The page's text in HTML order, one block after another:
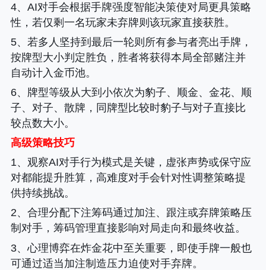
4、AI对手会根据手牌强度智能决策使对局更具策略
性，若仅剩一名玩家未弃牌则该玩家直接获胜。
5、若多人坚持到最后一轮则所有参与者亮出手牌，
按牌型大小判定胜负，胜者将获得本局全部赌注并
自动计入金币池。
6、牌型等级从大到小依次为豹子、顺金、金花、顺
子、对子、散牌，同牌型比较时豹子与对子直接比
较点数大小。
高级策略技巧
1、观察AI对手行为模式是关键，虚张声势或保守应
对都能提升胜算，高难度对手会针对性调整策略提
供持续挑战。
2、合理分配下注筹码通过加注、跟注或弃牌策略压
制对手，筹码管理直接影响对局走向和最终收益。
3、心理博弈在炸金花中至关重要，即使手牌一般也
可通过适当加注制造压力迫使对手弃牌。